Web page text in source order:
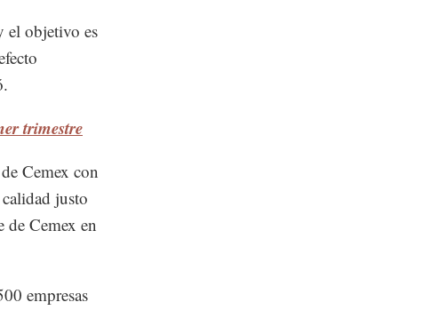
el objetivo es
trimestre
Cemex con
justo
de Cemex en
empresas